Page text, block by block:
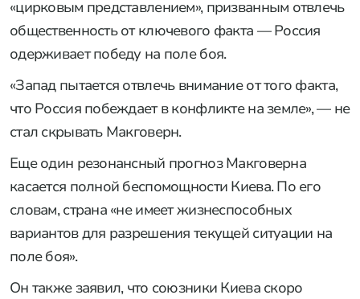
«цирковым представлением», призванным отвлечь
общественность от ключевого факта — Россия
одерживает победу на поле боя.
«Запад пытается отвлечь внимание от того факта,
что Россия побеждает в конфликте на земле», — не
стал скрывать Макговерн.
Еще один резонансный прогноз Макговерна
касается полной беспомощности Киева. По его
словам, страна «не имеет жизнеспособных
вариантов для разрешения текущей ситуации на
поле боя».
Он также заявил, что союзники Киева скоро